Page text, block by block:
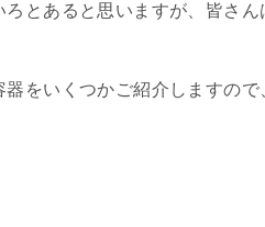
とあると思いますが、皆さん
をいくつかご紹介しますの